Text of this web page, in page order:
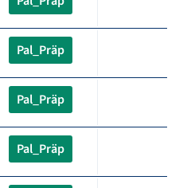
Pal_Präp
Pal_Präp
Pal_Präp